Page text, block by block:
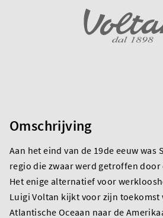
Omschrijving
Aan het eind van de 19de eeuw was
regio die zwaar werd getroffen door
Het enige alternatief voor
Luigi Voltan kijkt voor zijn toekomst
Atlantische Oceaan naar de